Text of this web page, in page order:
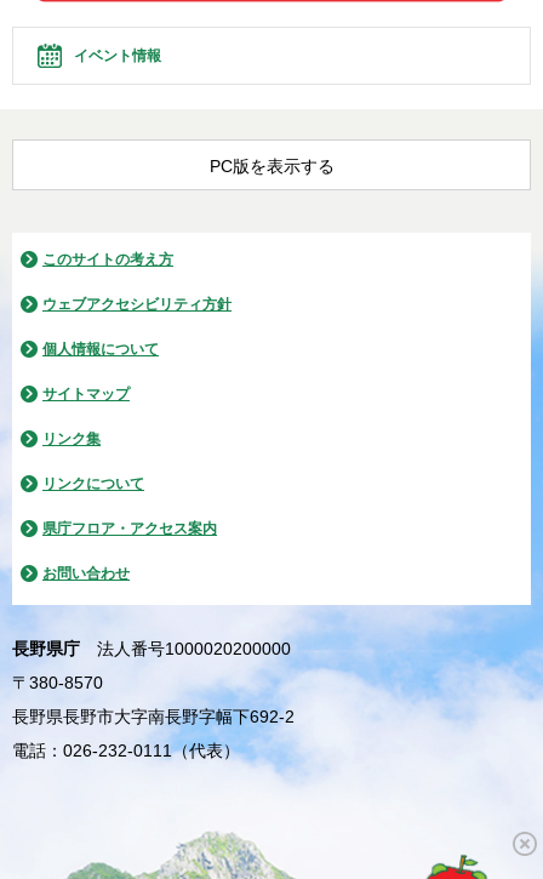
イベント情報
PC版を表示する
このサイトの考え方
ウェブアクセシビリティ方針
個人情報について
サイトマップ
リンク集
リンクについて
県庁フロア・アクセス案内
お問い合わせ
長野県庁
法人番号1000020200000
〒380-8570
長野県長野市大字南長野字幅下692-2
電話：026-232-0111（代表）